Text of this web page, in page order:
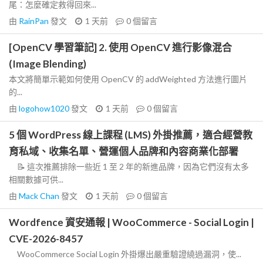
尾：怎麼確定救得回來...
由 RainPan 發文 1 天前 0個留言
[OpenCV 學習筆記] 2. 使用 OpenCV 進行影像混合
(Image Blending)
本文將簡單示範如何使用 OpenCV 的 addWeighted 方法進行圖片
的...
由 logohow1020發文 1 天前 0個留言
5 個 WordPress 線上課程 (LMS) 外掛推薦，適合經營教
育私域、收集名單、營運個人品牌和內容商業化部署
📝 這次推薦排除一些近 1 至 2 年的新進品牌，因為它們沒有太多
相關數據可供...
由 Mack Chan 發文 1 天前 0個留言
Wordfence 資安通報 | WooCommerce - Social Login |
CVE-2026-8457
WooCommerce Social Login 外掛爆出嚴重驗證繞過漏洞，使...